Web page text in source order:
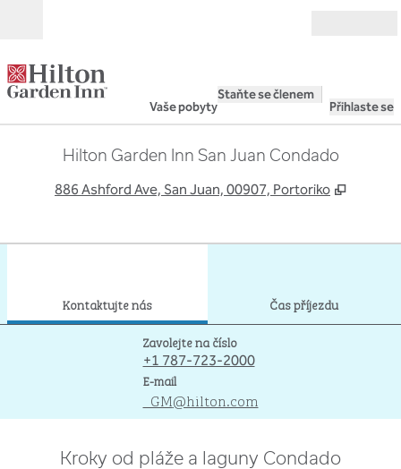
Vaše pobyty
Staňte se členem
Přihlaste se
Hilton Garden Inn San Juan Condado
886 Ashford Ave, San Juan, 00907, Portoriko ,
Kontaktujte nás
Čas příjezdu
Zavolejte na číslo
Volejte
+1 787-723-2000
E-mail
E-mailSJUSJGI
_GM@hilton.com
Kroky od pláže a laguny Condado